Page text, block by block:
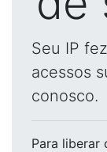
Seu IP
acessos
conosco.
Para liberar